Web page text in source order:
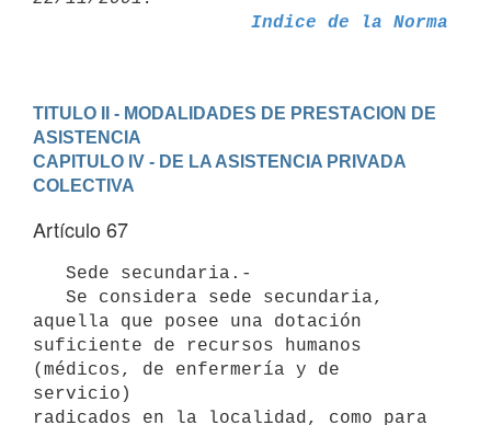
Indice de la Norma
TITULO II - MODALIDADES DE PRESTACION DE
ASISTENCIA
CAPITULO IV - DE LA ASISTENCIA PRIVADA
COLECTIVA
Artículo 67
aquella que posee una dotación
suficiente de recursos humanos
(médicos, de enfermería y de
servicio)
radicados en la localidad, como para